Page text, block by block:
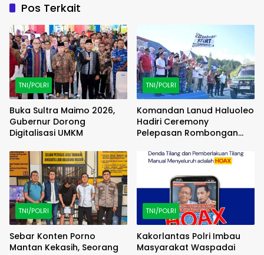
Pos Terkait
TNI/POLRI
Buka Sultra Maimo 2026,
Gubernur Dorong
Digitalisasi UMKM
TNI/POLRI
Komandan Lanud Haluoleo
Hadiri Ceremony
Pelepasan Rombongan
(FAMTRIP) Overland
TNI/POLRI
Sebar Konten Porno
Mantan Kekasih, Seorang
TNI/POLRI
Kakorlantas Polri Imbau
Masyarakat Waspadai